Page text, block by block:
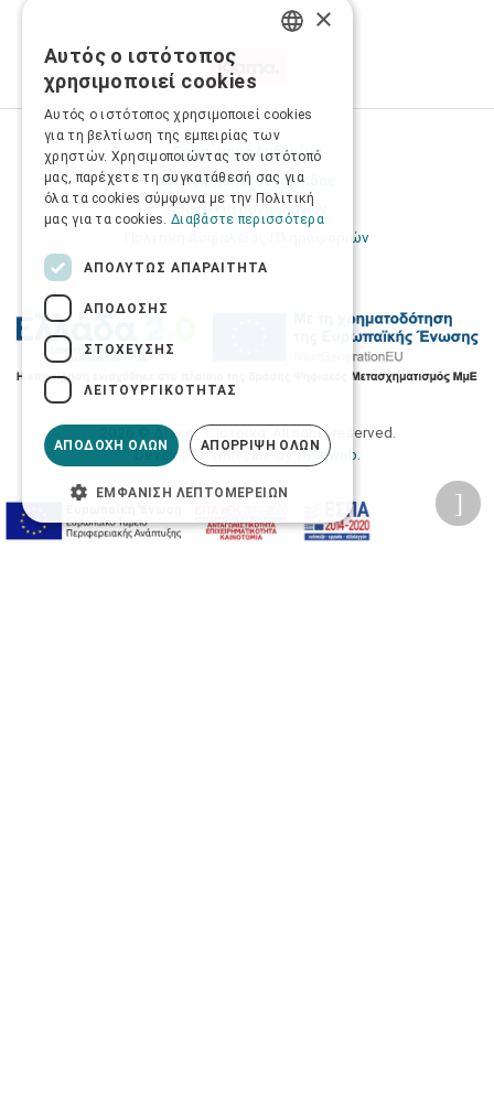
Προσωπικά δεδομένα
Όροι Χρήσης Ιστοσελίδας
Ασφάλεια συναλλαγών
Πολιτική Ασφάλειας Πληροφοριών
2026 © Δίγκας Γ. Ιατρικά. All rights reserved.
Developed with care byTotalweb
Προσβασιμότητα
×
Αυτός ο ιστότοπος
χρησιμοποιεί cookies
Αυτός ο ιστότοπος χρησιμοποιεί cookies
για τη βελτίωση της εμπειρίας των
χρηστών. Χρησιμοποιώντας τον ιστότοπό
μας, παρέχετε τη συγκατάθεσή σας για
όλα τα cookies σύμφωνα με την Πολιτική
μας για τα cookies. Διαβάστε περισσότερα
ΑΠΟΛΎΤΩΣ ΑΠΑΡΑΊΤΗΤΑ
ΑΠΌΔΟΣΗΣ
ΣΤΌΧΕΥΣΗΣ
ΛΕΙΤΟΥΡΓΙΚΌΤΗΤΑΣ
ΑΠΟΔΟΧΉ ΌΛΩΝ ΑΠΌΡΡΙΨΗ ΌΛΩΝ
ΕΜΦΆΝΙΣΗ ΛΕΠΤΟΜΕΡΕΙΏΝ